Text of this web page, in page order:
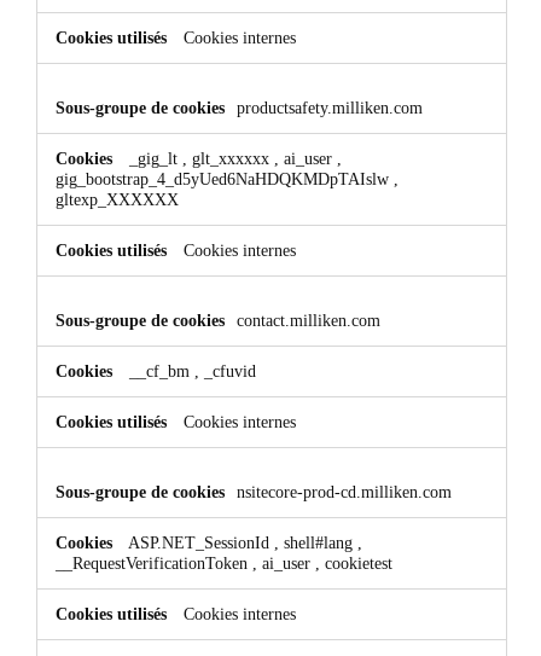
Cookies internes
productsafety.milliken.com
_gig_lt glt_xxxxxx ai_user
gig_bootstrap_4_d5yUed6NaHDQKMDpTAIslw
gltexp_XXXXXX
Cookies internes
contact.milliken.com
__cf_bm _cfuvid
Cookies internes
nsitecore-prod-cd.milliken.com
ASP.NET_SessionId shell#lang
__RequestVerificationToken
ai_user cookietest
Cookies internes